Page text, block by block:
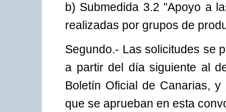
b) Submedida 3.2 "Apoyo a
realizadas por grupos de
Segundo.- Las solicitudes se
a partir del día siguiente al
Boletín Oficial de Canarias,
que se aprueban en esta